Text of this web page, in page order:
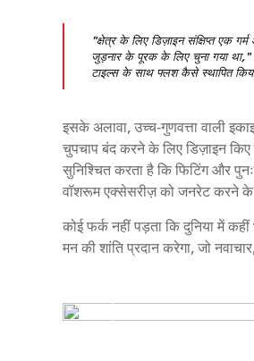
"क्षेत्र के लिए डिज़ाइन संक्षिप्त एक
जुड़नार के पूरक के लिए चुना गया था,"
टाइल्स के साथ फ्लश कैसे स्थापित
इसके अलावा, उच्च-गुणवत्ता वाली
चुपचाप बंद करने के लिए डिज़ाइन
सुनिश्चित करता है कि फिटिंग और
वॉशरूम एक्सेसरीज़ को जनरेट करने के
कोई फर्क नहीं पड़ता कि दुनिया में
मन की शांति प्रदान करेगा, जो